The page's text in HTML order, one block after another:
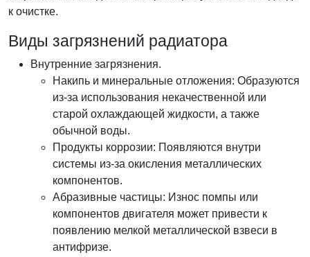
к очистке.
Виды загрязнений радиатора
Внутренние загрязнения.
Накипь и минеральные отложения: Образуются
из-за использования некачественной или
старой охлаждающей жидкости, а также
обычной воды.
Продукты коррозии: Появляются внутри
системы из-за окисления металлических
компонентов.
Абразивные частицы: Износ помпы или
компонентов двигателя может привести к
появлению мелкой металлической взвеси в
антифризе.